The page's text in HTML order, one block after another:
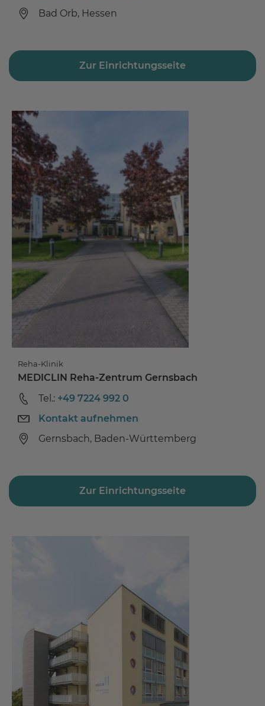
Bad Orb, Hessen
Zur Einrichtungsseite
Reha-Klinik
MEDICLIN Reha-Zentrum Gernsbach
Tel.: +49 7224 992 0
Kontakt aufnehmen
Gernsbach, Baden-Württemberg
Zur Einrichtungsseite